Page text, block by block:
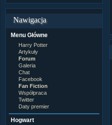
Nawigacja
Menu Główne
Harry Potter
Artykuły
Forum
Galeria
Chat
Facebook
Fan Fiction
Współpraca
Twitter
Daty premier
Hogwart